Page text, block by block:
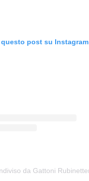
post su Instagram